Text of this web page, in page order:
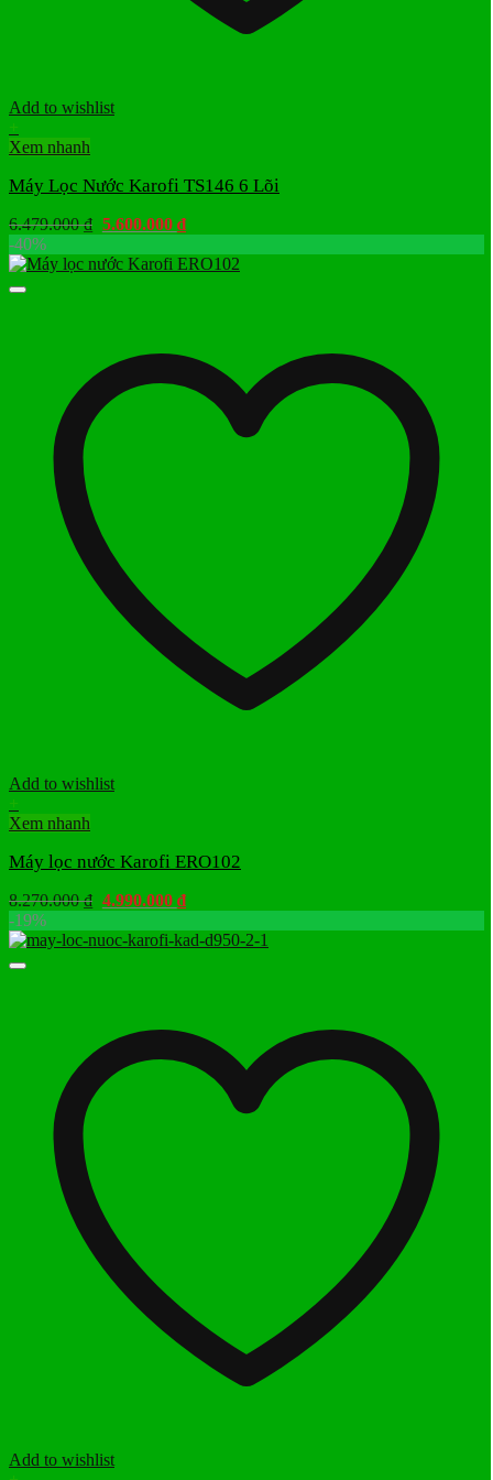
Add to wishlist
+
Xem nhanh
Máy Lọc Nước Karofi TS146 6 Lõi
6.479.000₫ Giá
là:
5.600.000 ₫Giá
tại
-40%
Add to wishlist
+
Xem nhanh
Máy lọc nước Karofi ERO102
8.270.000₫ Giá
là:
4.990.000 ₫Giá
tại
-19%
Add to wishlist